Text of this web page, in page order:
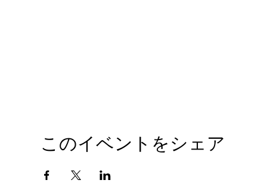
このイベントをシェア